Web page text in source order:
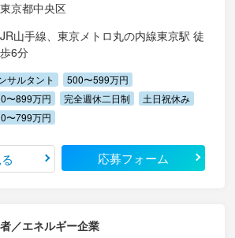
東京都中央区
JR山手線、東京メトロ丸の内線東京駅 徒
歩6分
サルタント
500〜599万円
〜899万円 完全週休二日制
土日祝休み
〜799万円
応募フォーム
／エネルギー企業